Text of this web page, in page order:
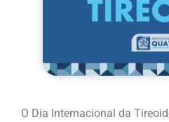
O Dia Internacional da